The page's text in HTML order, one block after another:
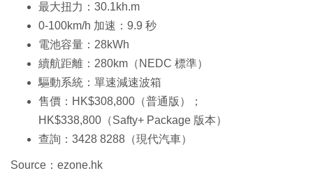
最大扭力：30.1kh.m
0-100km/h 加速：9.9 秒
電池容量：28kWh
續航距離：280km（NEDC 標準）
驅動系統：單速減速波箱
售價：HK$308,800（普通版）；
HK$338,800（Safty+ Package 版本）
查詢：3428 8288（現代汽車）
Source：ezone.hk